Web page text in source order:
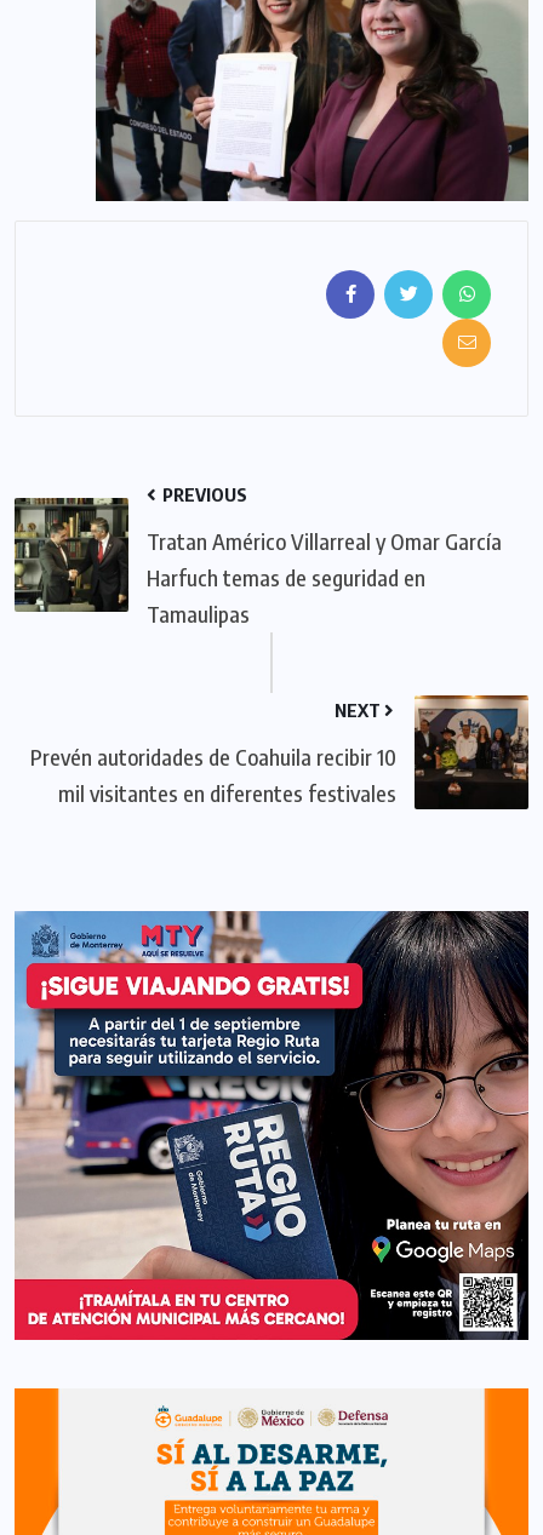
PREVIOUS
Tratan Américo Villarreal y Omar García
Harfuch temas de seguridad en
Tamaulipas
NEXT
Prevén autoridades de Coahuila recibir 10
mil visitantes en diferentes festivales